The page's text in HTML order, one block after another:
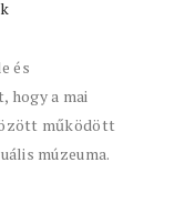
és
hogy a mai
működött
múzeuma.